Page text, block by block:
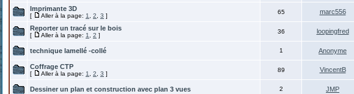
Imprimante 3D
[ Aller à la page: 1 2 3 ]
65 marc556
Reporter un tracé sur le bois
[ Aller à la page: 1 2 ]
36 loopingfred
technique lamellé -collé 1 Anonyme
Coffrage CTP
[ Aller à la page: 1 2 3 ]
89 VincentB
Dessiner un plan et construction avec plan 3 vues 2 JMP